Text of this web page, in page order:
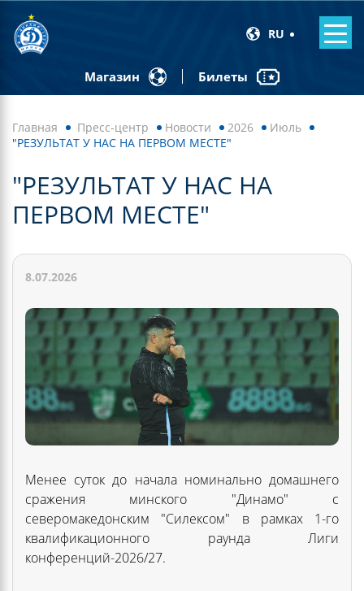
RU
Магазин Билеты
Главная Пресс-центр Новости 2026
Июль
"РЕЗУЛЬТАТ У НАС НА ПЕРВОМ МЕСТЕ"
"РЕЗУЛЬТАТ У НАС НА
ПЕРВОМ МЕСТЕ"
8.07.2026
Менее суток до начала номинально домашнего
сражения минского "Динамо" с
северомакедонским "Силексом" в рамках 1-го
квалификационного раунда Лиги
конференций-2026/27.